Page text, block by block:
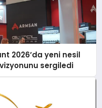
2026’da yeni nesil
sergiledi